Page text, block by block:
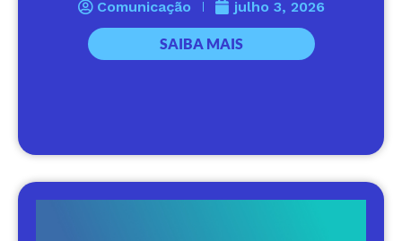
Comunicação julho 3, 2026
SAIBA MAIS